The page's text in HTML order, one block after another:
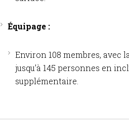
Équipage :
Environ 108 membres, avec
jusqu’à 145 personnes en
supplémentaire.